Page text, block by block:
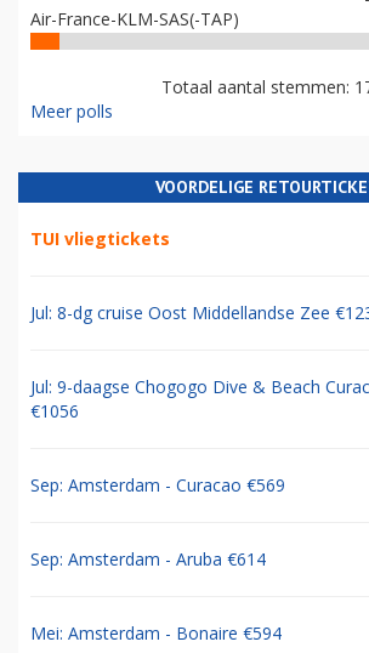
Air-France-KLM-SAS(-TAP)
Totaal aantal stemmen:
Meer polls
VOORDELIGE
TUI vliegtickets
Jul: 8-dg cruise Oost Middellandse Zee
Jul: 9-daagse Chogogo Dive & Beach
€1056
Sep: Amsterdam - Curacao €569
Sep: Amsterdam - Aruba €614
Mei: Amsterdam - Bonaire €594